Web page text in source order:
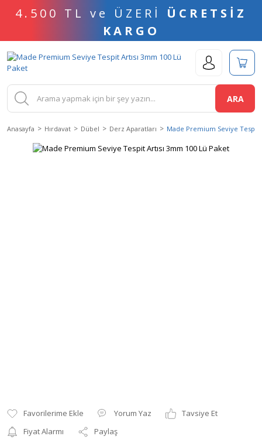
4.500 TL ve ÜZERİ ÜCRETSİZ
KARGO
ARA
Anasayfa Hırdavat Dübel Derz Aparatları Made Premium Seviye Tespit
Yorum Yaz
Tavsiye Et
Fiyat Alarmı
Paylaş